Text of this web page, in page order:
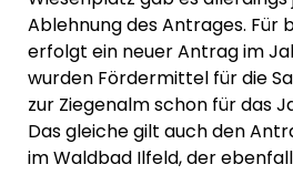
Ablehnung des Antrages. Für
erfolgt ein neuer Antrag im
wurden Fördermittel für die
zur Ziegenalm schon für das
Das gleiche gilt auch den
im Waldbad Ilfeld, der